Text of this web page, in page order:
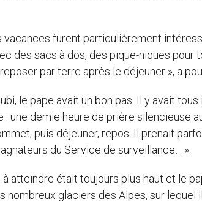
vacances furent particulièrement
des sacs à dos, des pique-niques
par terre après le déjeuner », a
le pape avait un bon pas. Il y avait
une demie heure de prière silencieuse
puis déjeuner, repos. Il prenait
du Service de surveillance… ».
à atteindre était toujours plus haut et le
nombreux glaciers des Alpes, sur